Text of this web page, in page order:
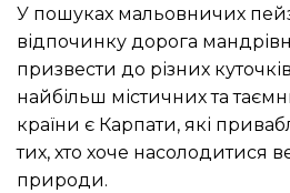
У пошуках мальовничих
відпочинку дорога
призвести до різних
найбільш містичних та
країни є Карпати, які
тих, хто хоче
природи.